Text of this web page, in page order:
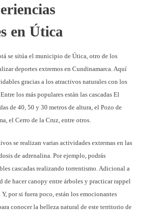
en Útica
se sitúa el municipio de Útica, otro de los
deportes extremos en Cundinamarca. Aquí
gracias a los atractivos naturales con los
los más populares están las cascadas El
de 40, 50 y 30 metros de altura, el Pozo de
el Cerro de la Cruz, entre otros.
se realizan varias actividades extremas en las
de adrenalina. Por ejemplo, podrás
cascadas realizando torrentismo. Adicional a
de hacer canopy entre árboles y practicar rappel
Y, por si fuera poco, están los emocionantes
conocer la belleza natural de este territorio de